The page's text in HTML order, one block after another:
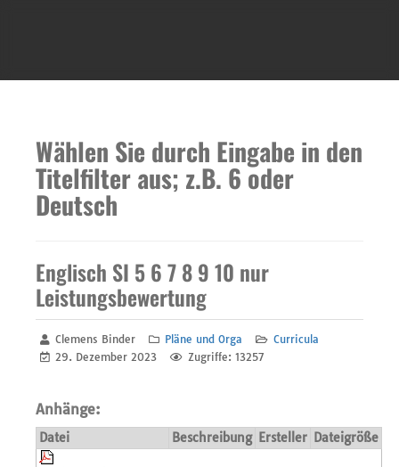
Wählen Sie durch Eingabe in den
Titelfilter aus; z.B. 6 oder
Deutsch
Englisch SI 5 6 7 8 9 10 nur
Leistungsbewertung
Clemens Binder Pläne und Orga
Curricula
29. Dezember 2023
Zugriffe: 13257
Anhänge:
Datei Beschreibung Ersteller Dateigröße